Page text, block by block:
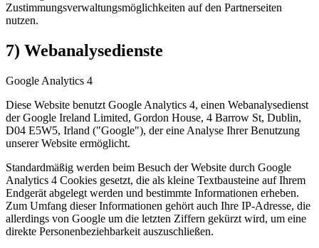
Zustimmungsverwaltungsmöglichkeiten auf den Partnerseiten
nutzen.
7) Webanalysedienste
Google Analytics 4
Diese Website benutzt Google Analytics 4, einen Webanalysedienst
der Google Ireland Limited, Gordon House, 4 Barrow St, Dublin,
D04 E5W5, Irland ("Google"), der eine Analyse Ihrer Benutzung
unserer Website ermöglicht.
Standardmäßig werden beim Besuch der Website durch Google
Analytics 4 Cookies gesetzt, die als kleine Textbausteine auf Ihrem
Endgerät abgelegt werden und bestimmte Informationen erheben.
Zum Umfang dieser Informationen gehört auch Ihre IP-Adresse, die
allerdings von Google um die letzten Ziffern gekürzt wird, um eine
direkte Personenbeziehbarkeit auszuschließen.